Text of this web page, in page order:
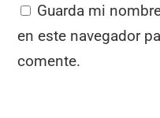
Guarda mi
en este navegador
comente.